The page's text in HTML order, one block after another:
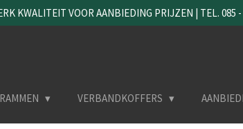
KWALITEIT VOOR AANBIEDING PRIJZEN | TEL. 085 -
VERBANDKOFFERS